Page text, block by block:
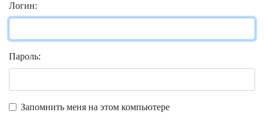
Логин:
Пароль:
Запомнить меня на этом компьютере